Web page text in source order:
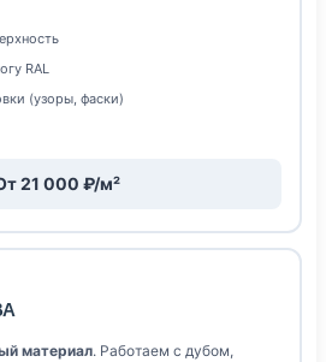
RAL
(узоры, фаски)
21 000 ₽/м²
материал. Работаем с дубом,